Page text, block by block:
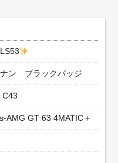
ン ブラックバッジ
AMG GT 63 4MATIC＋